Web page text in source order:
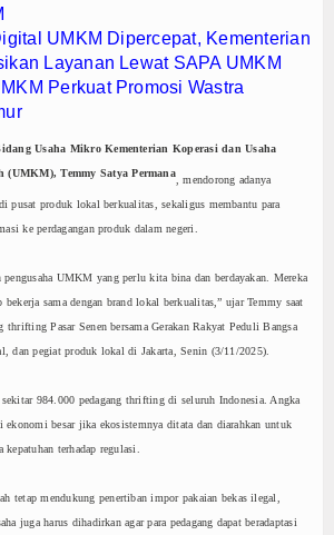
UMKM Dipercepat, Kementerian
Layanan Lewat SAPA UMKM
Perkuat Promosi Wastra
Usaha Mikro Kementerian Koperasi dan Usaha
Temmy Satya Permana
, mendorong adanya
pusat produk lokal berkualitas, sekaligus membantu para
ke perdagangan produk dalam negeri.
pengusaha UMKM yang perlu kita bina dan berdayakan. Mereka
sama dengan brand lokal berkualitas,” ujar Temmy saat
thrifting Pasar Senen bersama Gerakan Rakyat Peduli Bangsa
dan pegiat produk lokal di Jakarta, Senin (3/11/2025).
984.000 pedagang thrifting di seluruh Indonesia. Angka
ekonomi besar jika ekosistemnya ditata dan diarahkan untuk
terhadap regulasi.
tetap mendukung penertiban impor pakaian bekas ilegal,
juga harus dihadirkan agar para pedagang dapat beradaptasi